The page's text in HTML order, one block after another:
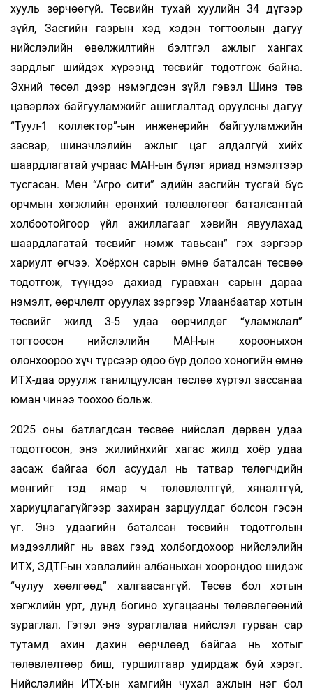
хууль зөрчөөгүй. Төсвийн тухай хуулийн 34 дүгээр
зүйл, Засгийн газрын хэд хэдэн тогтоолын дагуу
нийслэлийн өвөлжилтийн бэлтгэл ажлыг хангах
зардлыг шийдэх хүрээнд төсвийг тодотгож байна.
Эхний төсөл дээр нэмэгдсэн зүйл гэвэл Шинэ төв
цэвэрлэх байгууламжийг ашиглалтад оруулс­ны дагуу
“Туул-1 коллектор”-ын инженерийн байгууламжийн
засвар, шинэчлэлийн ажлыг цаг алдалгүй хийх
шаардлагатай учраас МАН-ын бүлэг яриад нэмэлтээр
тусгасан. Мөн “Агро сити” эдийн засгийн тусгай бүс
орчмын хөгжлийн ерөнхий төлөвлөгөөг баталсантай
холбоотойгоор үйл ажиллагааг хэвийн явуулахад
шаардлагатай төсвийг нэмж тавьсан” гэх зэргээр
хариулт өгчээ. Хоёрхон сарын өмнө баталсан төсвөө
тодотгож, түүндээ дахиад гуравхан сарын дараа
нэмэлт, өөрчлөлт оруулах зэргээр Улаанбаатар хотын
төсвийг жилд 3-5 удаа өөрчилдөг “уламжлал”
тогтоосон нийслэлийн МАН-ын хорооныхон
олонхоороо хүч түрсээр одоо бүр долоо хоногийн өмнө
ИТХ-даа оруулж танилцуулсан төслөө хүртэл зассанаа
юман чинээ тоохоо больж.
2025 оны батлагдсан төсвөө нийслэл дөрвөн удаа
тодотгосон, энэ жилийнхийг хагас жилд хоёр удаа
засаж байгаа бол асуудал нь татвар төлөгчдийн
мөнгийг тэд ямар ч төлөвлөлтгүй, хяналтгүй,
хариуцлагагүйгээр захиран зарцуулдаг болсон гэсэн
үг. Энэ удаагийн баталсан төсвийн тодотголын
мэдээллийг нь авах гээд холбогдохоор нийслэлийн
ИТХ, ЗДТГ-ын хэвлэлийн албаныхан хоорондоо шидэж
“чулуу хөөлгөөд” халгаасангүй. Төсөв бол хотын
хөгжлийн урт, дунд богино хугацааны төлөвлөгөөний
зураглал. Гэтэл энэ зураглалаа нийслэл гурван сар
тутамд ахин дахин өөрчлөөд байгаа нь хотыг
төлөвлөлтөөр биш, туршилтаар удирдаж буй хэрэг.
Нийслэлийн ИТХ-ын хамгийн чухал ажлын нэг бол